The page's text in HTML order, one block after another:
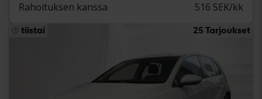
Rahoituksen kanssa 516 SEK/kk
tiistai 25 Tarjoukset